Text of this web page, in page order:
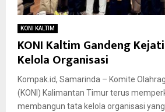
KONI KALTIM
KONI Kaltim Gandeng
Kelola Organisasi
Kompak.id, Samarinda – Komite
(KONI) Kalimantan Timur terus
membangun tata kelola organisasi